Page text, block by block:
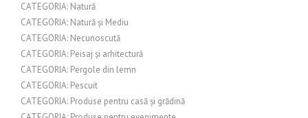
CATEGORIA: Natură
CATEGORIA: Natură și Mediu
CATEGORIA: Necunoscută
CATEGORIA: Peisaj și arhitectură
CATEGORIA: Pergole din lemn
CATEGORIA: Pescuit
CATEGORIA: Produse pentru casă și grădină